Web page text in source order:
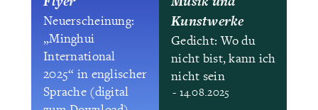
Neuerscheinung:
„Minghui
International
2025“ in englischer
Sprache (digital
Kunstwerke
Gedicht: Wo du
nicht bist, kann ich
nicht sein
- 14.08.2025